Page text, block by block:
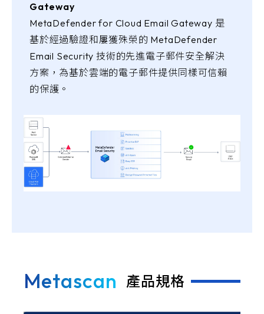
Gateway
MetaDefender for Cloud Email Gateway 是
基於經過驗證和屢獲殊榮的 MetaDefender
Email Security 技術的先進電子郵件安全解決
方案，為基於雲端的電子郵件提供同樣可信賴
的保護。
Metascan 產品規格